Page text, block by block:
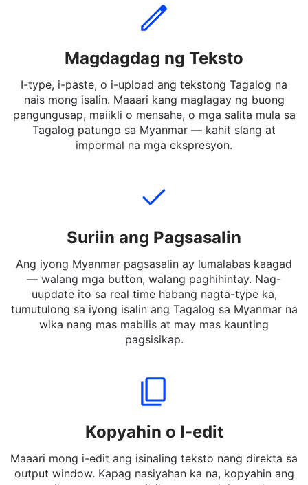
subscription.
Magdagdag ng Teksto
I-type, i-paste, o i-upload ang tekstong Tagalog na
nais mong isalin. Maaari kang maglagay ng buong
pangungusap, maiikli o mensahe, o mga salita mula sa
Suriin ang Pagsasalin
Ang iyong Myanmar pagsasalin ay lumalabas kaagad
— walang mga button, walang paghihintay. Nag-
uupdate ito sa real time habang nagta-type ka,
tumutulong sa iyong isalin ang Tagalog sa Myanmar na
pagsisikap.
Kopyahin o I-edit